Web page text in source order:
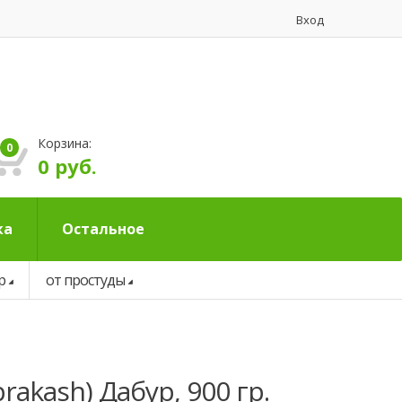
Вход
0 Корзина:
0 руб.
Остальное
от простуды
Дабур, 900 гр.